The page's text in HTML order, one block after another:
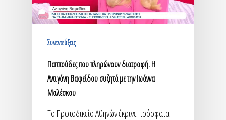
Συνεντεύξεις
Παππούδες που πληρώνουν διατροφή. Η
Αντιγόνη Βαφείδου συζητά με την Ιωάννα
Μαλέσκου
Tο Πρωτοδικείο Αθηνών έκρινε πρόσφατα